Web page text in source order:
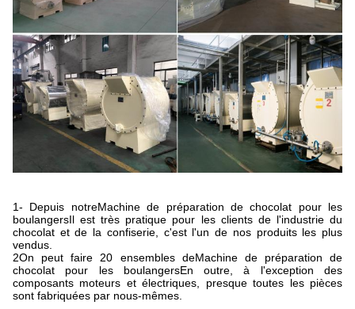
1- Depuis notreMachine de préparation de chocolat pour les
boulangersIl est très pratique pour les clients de l'industrie du
chocolat et de la confiserie, c'est l'un de nos produits les plus
vendus.
2On peut faire 20 ensembles deMachine de préparation de
chocolat pour les boulangersEn outre, à l'exception des
composants moteurs et électriques, presque toutes les pièces
sont fabriquées par nous-mêmes.